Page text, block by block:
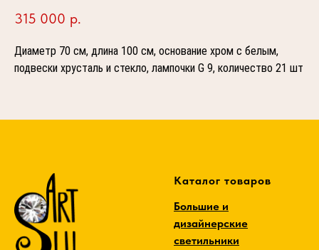
315 000 р.
Диаметр 70 см, длина 100 см, основание хром с белым,
подвески хрусталь и стекло, лампочки G 9, количество 21 шт
Каталог товаров
Большие и
дизайнерские
светильники